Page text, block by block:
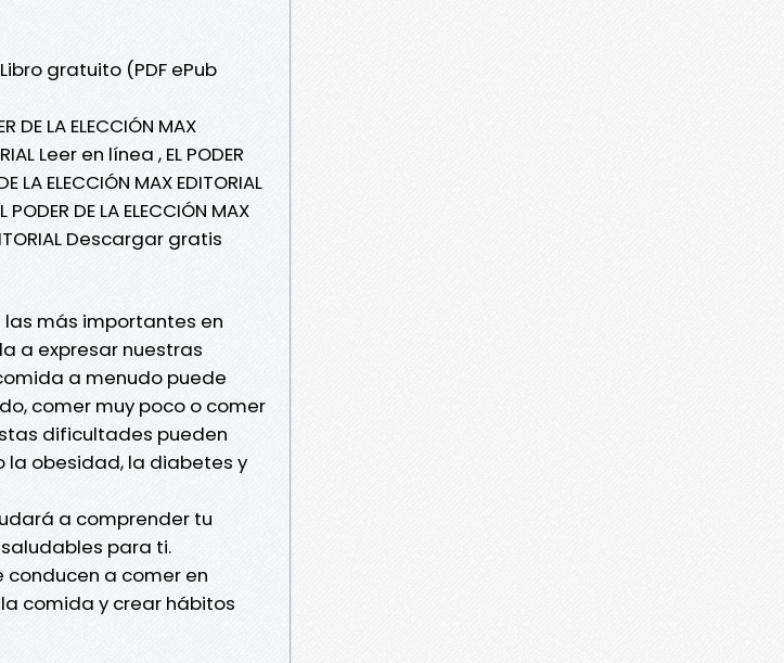
Libro gratuito (PDF ePub
DE LA ELECCIÓN MAX
Leer en línea , EL PODER
LA ELECCIÓN MAX EDITORIAL
PODER DE LA ELECCIÓN MAX
Descargar gratis
más importantes en
a expresar nuestras
a menudo puede
comer muy poco o comer
dificultades pueden
la obesidad, la diabetes y
a comprender tu
para ti.
a comer en
comida y crear hábitos